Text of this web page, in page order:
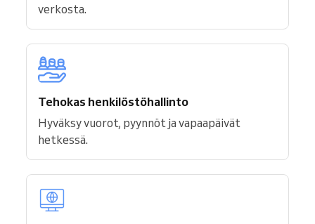
verkosta.
Tehokas henkilöstöhallinto
Hyväksy vuorot, pyynnöt ja vapaapäivät
hetkessä.